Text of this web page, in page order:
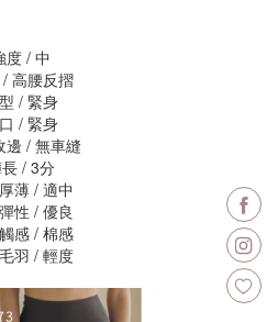
度 / 中
高腰反摺
/ 緊身
/ 緊身
邊 / 無車縫
/ 3分
薄 / 適中
性 / 優良
感 / 棉感
羽 / 輕度